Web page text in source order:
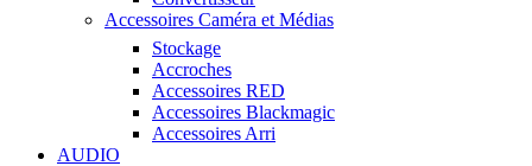
Accessoires Caméra et Médias
Stockage
Accroches
Accessoires RED
Accessoires Blackmagic
Accessoires Arri
AUDIO